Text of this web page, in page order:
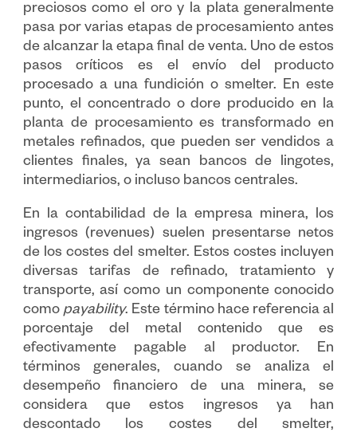
preciosos como el oro y la plata generalmente
pasa por varias etapas de procesamiento antes
de alcanzar la etapa final de venta. Uno de estos
pasos críticos es el envío del producto
procesado a una fundición o smelter. En este
punto, el concentrado o dore producido en la
planta de procesamiento es transformado en
metales refinados, que pueden ser vendidos a
clientes finales, ya sean bancos de lingotes,
intermediarios, o incluso bancos centrales.
En la contabilidad de la empresa minera, los
ingresos (revenues) suelen presentarse netos
de los costes del smelter. Estos costes incluyen
diversas tarifas de refinado, tratamiento y
transporte, así como un componente conocido
comopayability. Este término hace referencia al
porcentaje del metal contenido que es
efectivamente pagable al productor. En
términos generales, cuando se analiza el
desempeño financiero de una minera, se
considera que estos ingresos ya han
descontado los costes del smelter,